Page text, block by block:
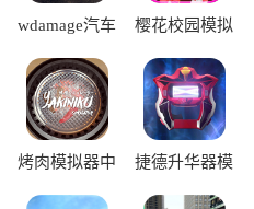
wdamage汽车
文版
樱花校园模拟
中文版
烤肉模拟器中
捷德升华器模